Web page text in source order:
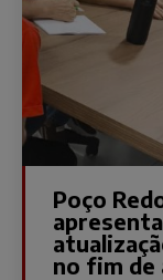
Poço
no fim de